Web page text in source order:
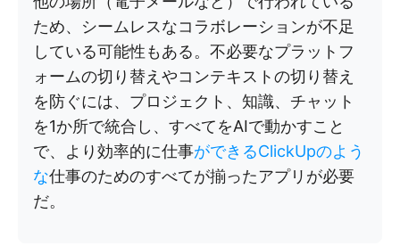
ため、シームレスなコラボレーションが不足
している可能性もある。不必要なプラットフ
ォームの切り替えやコンテキストの切り替え
を防ぐには、プロジェクト、知識、チャット
を1か所で統合し、すべてをAIで動かすこと
で、より効率的に仕事ができるClickUpのよう
な仕事のためのすべてが揃ったアプリが必要
だ。